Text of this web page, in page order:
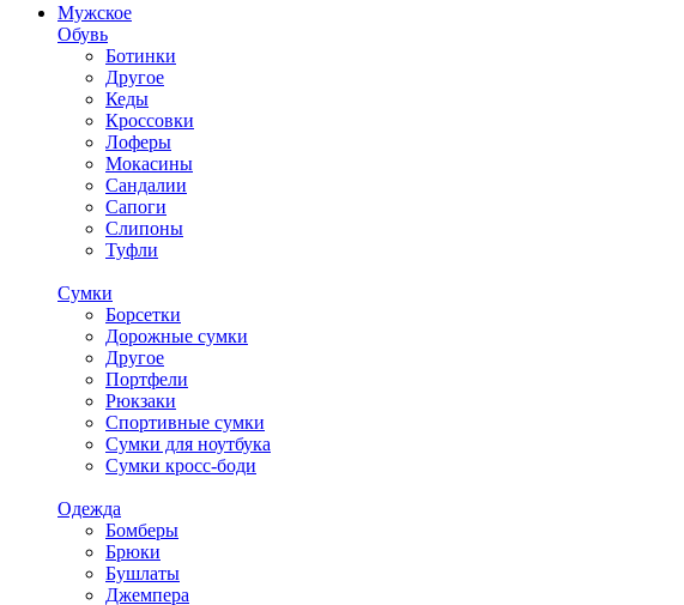
Мужское
Обувь
Ботинки
Другое
Кеды
Кроссовки
Лоферы
Мокасины
Сандалии
Сапоги
Слипоны
Туфли
Сумки
Борсетки
Дорожные сумки
Другое
Портфели
Рюкзаки
Спортивные сумки
Сумки для ноутбука
Сумки кросс-боди
Одежда
Бомберы
Брюки
Бушлаты
Джемпера